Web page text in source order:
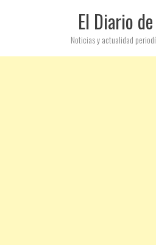
El Diario
Noticias y actualidad